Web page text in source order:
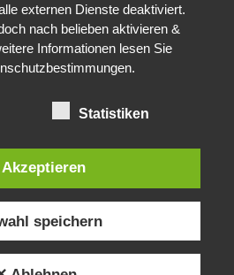
externen Dienste deaktiviert.
nach belieben aktivieren &
Informationen lesen Sie
Statistiken
speichern